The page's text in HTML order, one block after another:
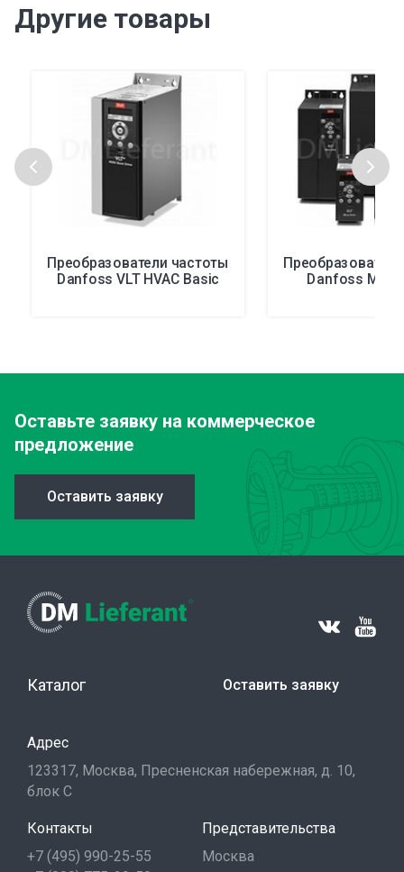
Другие товары
Преобразователи частоты
Danfoss VLT HVAC Basic Danfoss
Оставьте заявку на коммерческое
предложение
Оставить заявку
Каталог Оставить заявку
Адрес
123317, Москва, Пресненская набережная, д. 10,
блок С
Контакты
+7 (495) 990-25-55
Представительства
Москва